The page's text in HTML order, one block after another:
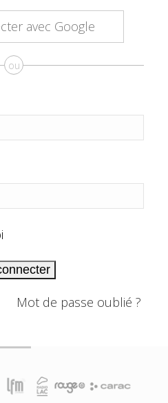
avec Google
ou
Mot de passe oublié ?